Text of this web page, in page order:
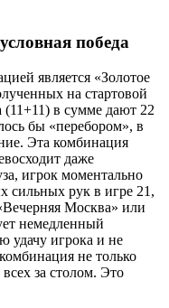
победа
является «Золотое
на стартовой
(11+11) в сумме дают 22
бы «перебором», в
Эта комбинация
даже
игрок моментально
сильных рук в игре 21,
Москва» или
немедленный
удачу игрока и не
не только
за столом. Это